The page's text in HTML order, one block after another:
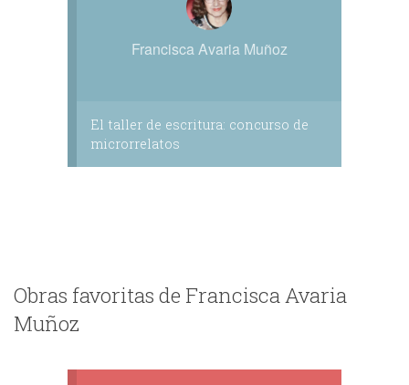
Francisca Avaria Muñoz
El taller de escritura: concurso de
microrrelatos
Obras favoritas de Francisca Avaria
Muñoz